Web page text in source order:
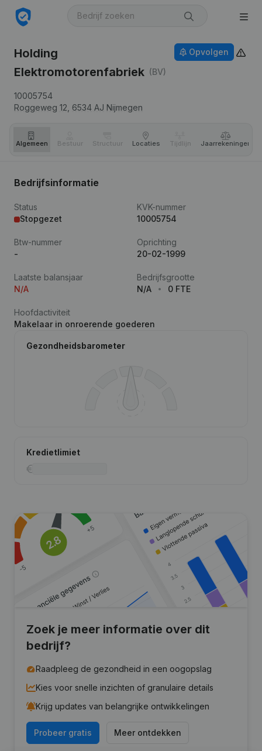
Holding
Elektromotorenfabriek (BV)
10005754
Roggeweg 12, 6534 AJ Nijmegen
Opvolgen
Algemeen Bestuur Structuur Locaties Tijdlijn Jaar­rekeningen
Bedrijfsinformatie
Status
Stopgezet
KVK-nummer
10005754
Btw-nummer
-
Oprichting
20-02-1999
Laatste balansjaar
N/A
Bedrijfsgrootte
N/A
0 FTE
Hoofdactiviteit
Makelaar in onroerende goederen
Gezondheidsbarometer
Kredietlimiet
Zoek je meer informatie over dit
bedrijf?
Raadpleeg de gezondheid in een oogopslag
Kies voor snelle inzichten of granulaire details
Krijg updates van belangrijke ontwikkelingen
Probeer gratis Meer ontdekken